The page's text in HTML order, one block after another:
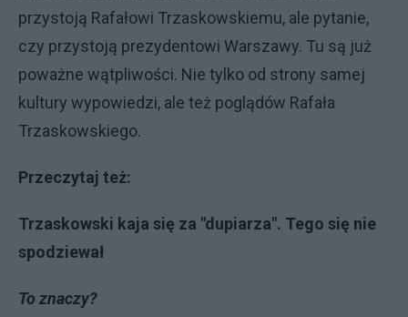
przystoją Rafałowi Trzaskowskiemu, ale pytanie,
czy przystoją prezydentowi Warszawy. Tu są już
poważne wątpliwości. Nie tylko od strony samej
kultury wypowiedzi, ale też poglądów Rafała
Trzaskowskiego.
Przeczytaj też:
Trzaskowski kaja się za "dupiarza". Tego się nie
spodziewał
To znaczy?